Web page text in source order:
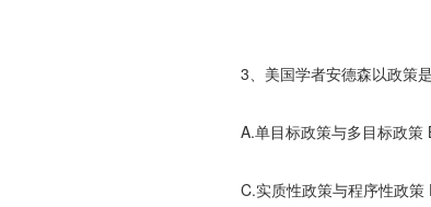
3、美国学者安德森以政策是
A.单目标政策与多目标政策
C.实质性政策与程序性政策